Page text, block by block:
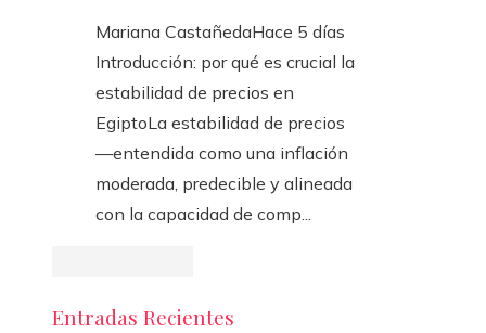
Mariana CastañedaHace 5 días
Introducción: por qué es crucial la
estabilidad de precios en
EgiptoLa estabilidad de precios
—entendida como una inflación
moderada, predecible y alineada
con la capacidad de comp...
Entradas Recientes